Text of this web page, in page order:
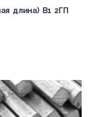
длина) В1 2ГП